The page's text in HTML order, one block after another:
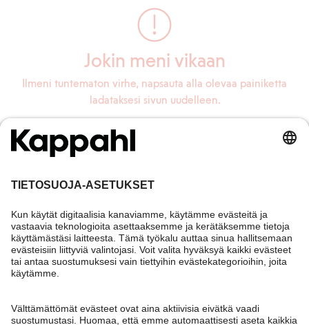
Jokin meni vikaan
Ilmeni tuntematon virhe, napsauta alla olevaa painiketta
ladataksesi sivun uudelleen.
Lataa sivu uudelleen